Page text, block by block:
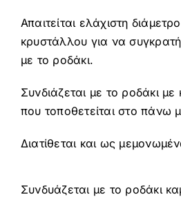
Απαιτείται ελάχιστη
κρυστάλλου για να
με το ροδάκι.
Συνδιάζεται με το ροδάκι
που τοποθετείται στο πάνω
Διατίθεται και ως
Συνδυάζεται με το ροδάκι